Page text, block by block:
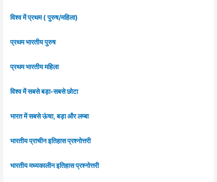
विश्व में प्रथम ( पुरुष/महिला)
प्रथम भारतीय पुरुष
प्रथम भारतीय महिला
विश्व में सबसे बड़ा-सबसे छोटा
भारत में सबसे ऊंचा, बड़ा और लम्बा
भारतीय प्राचीन इतिहास प्रश्नोत्तरी
भारतीय मध्यकालीन इतिहास प्रश्नोत्तरी